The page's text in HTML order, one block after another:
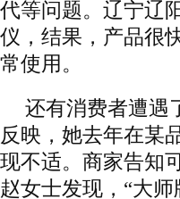
代等问题。辽宁辽
仪，结果，产品很
常使用。
还有消费者遭遇
反映，她去年在某
现不适。商家告知
赵女士发现，“大